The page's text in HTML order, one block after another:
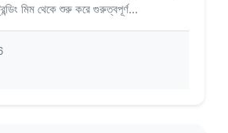
মিম থেকে শুরু করে গুরুত্বপূর্ণ...
ভিডিও শেয়ারিংয়ের জন্য স্মার্ট সোশ্যাল ফিচার